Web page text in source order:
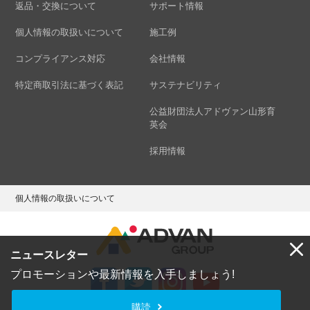
ニュースレター
プロモーションや最新情報を入手しましょう!
購読
返品・交換について
個人情報の取扱いについて
コンプライアンス対応
特定商取引法に基づく表記
サポート情報
施工例
会社情報
サステナビリティ
公益財団法人アドヴァン山形育
英会
採用情報
個人情報の取扱いについて